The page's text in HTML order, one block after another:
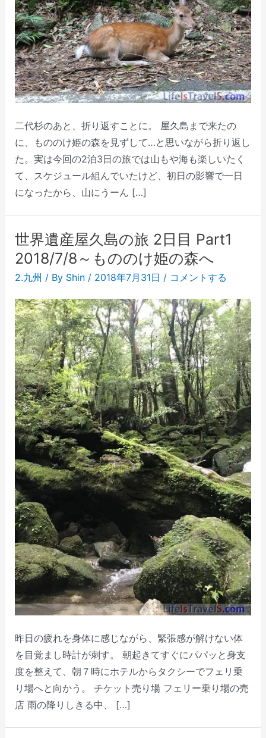
二代杉のあと、折り返すことに。 屋久島まで来たの
に、もののけ姫の森を見ずして…と思いながら折り返し
た。実は今回の2泊3日の旅では山もや海も楽しいたく
て、スケジュール組んでいたけど、初日の影響で一日
になったから、山にうーん […]
世界遺産屋久島の旅 2日目 Part1
2018/7/8～もののけ姫の森へ
2.九州 / By Shin / 2018年7月31日 / コメントする
昨日の疲れを身体に感じながら、緊張感が解けない体
を目覚まし時計が刺す。 朝起きてすぐにパパッと身支
度を整えて、朝７時にホテルからタクシーでフェリ乗
り場へと向かう。 チケット売り場 フェリー乗り場の売
店 雨の降りしきる中、 […]